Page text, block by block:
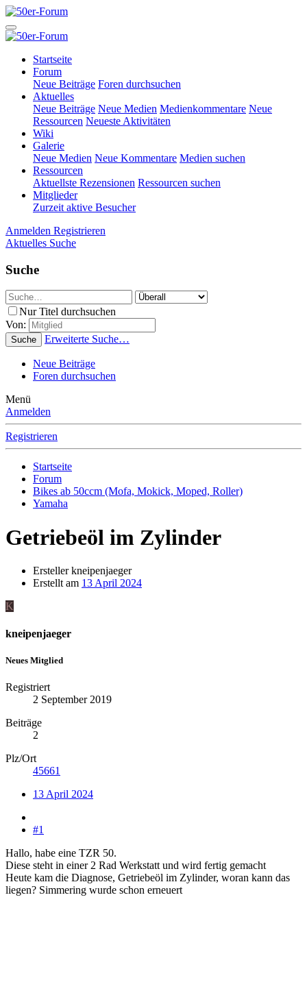
Startseite
Forum
Neue Beiträge Foren durchsuchen
Aktuelles
Neue Beiträge Neue Medien Medienkommentare Neue
Ressourcen Neueste Aktivitäten
Wiki
Galerie
Neue Medien Neue Kommentare Medien suchen
Ressourcen
Aktuellste Rezensionen Ressourcen suchen
Mitglieder
Zurzeit aktive Besucher
Anmelden Registrieren
Aktuelles Suche
Suche
Nur Titel durchsuchen
Von:
Suche Erweiterte Suche…
Neue Beiträge
Foren durchsuchen
Menü
Anmelden
Registrieren
Startseite
Forum
Bikes ab 50ccm (Mofa, Mokick, Moped, Roller)
Yamaha
Getriebeöl im Zylinder
Erstellerkneipenjaeger
Erstellt am 13 April 2024
K
kneipenjaeger
Neues Mitglied
Registriert
2 September 2019
Beiträge
2
Plz/Ort
45661
13 April 2024
#1
Hallo, habe eine TZR 50.
Diese steht in einer 2 Rad Werkstatt und wird fertig gemacht
Heute kam die Diagnose, Getriebeöl im Zylinder, woran kann das
liegen? Simmering wurde schon erneuert